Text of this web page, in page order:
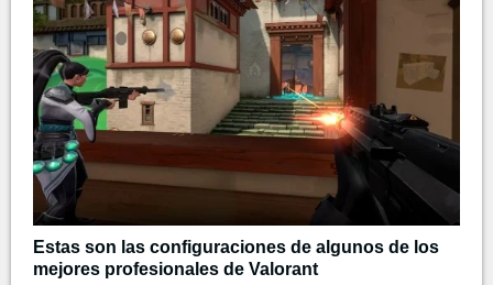
Estas son las configuraciones de algunos de los
mejores profesionales de Valorant